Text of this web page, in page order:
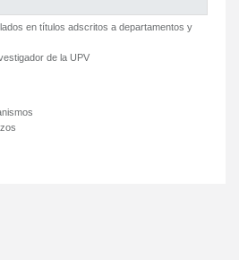
en títulos adscritos a departamentos y
de la UPV